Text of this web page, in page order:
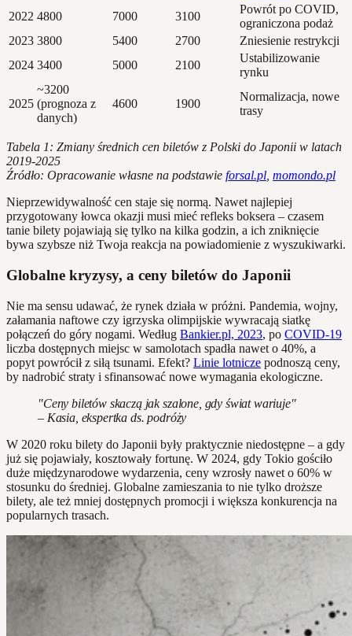
2022 4800 7000 3100
Powrót po COVID,
ograniczona podaż
2023 3800 5400 2700
Zniesienie restrykcji
2024 3400 5000 2100
Ustabilizowanie
rynku
2025
~3200
(prognoza z
danych)
4600 1900
Normalizacja, nowe
trasy
Tabela 1: Zmiany średnich cen biletów z Polski do Japonii w latach
2019-2025
Źródło: Opracowanie własne na podstawie forsal.pl momondo.pl
Nieprzewidywalność cen staje się normą. Nawet najlepiej
przygotowany łowca okazji musi mieć refleks boksera – czasem
tanie bilety pojawiają się tylko na kilka godzin, a ich zniknięcie
bywa szybsze niż Twoja reakcja na powiadomienie z wyszukiwarki.
Globalne kryzysy, a ceny biletów do Japonii
Nie ma sensu udawać, że rynek działa w próżni. Pandemia, wojny,
załamania naftowe czy igrzyska olimpijskie wywracają siatkę
połączeń do góry nogami. Według Bankier.pl, 2023, po COVID-19
liczba dostępnych miejsc w samolotach spadła nawet o 40%, a
popyt powrócił z siłą tsunami. Efekt? Linie lotnicze podnoszą ceny,
by nadrobić straty i sfinansować nowe wymagania ekologiczne.
"Ceny biletów skaczą jak szalone, gdy świat wariuje"
– Kasia, ekspertka ds. podróży
W 2020 roku bilety do Japonii były praktycznie niedostępne – a gdy
już się pojawiały, kosztowały fortunę. W 2024, gdy Tokio gościło
duże międzynarodowe wydarzenia, ceny wzrosły nawet o 60% w
stosunku do średniej. Globalne zamieszania to nie tylko droższe
bilety, ale też mniej dostępnych promocji i większa konkurencja na
popularnych trasach.